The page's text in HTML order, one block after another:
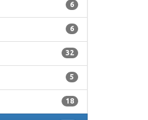
6
6
32
5
18